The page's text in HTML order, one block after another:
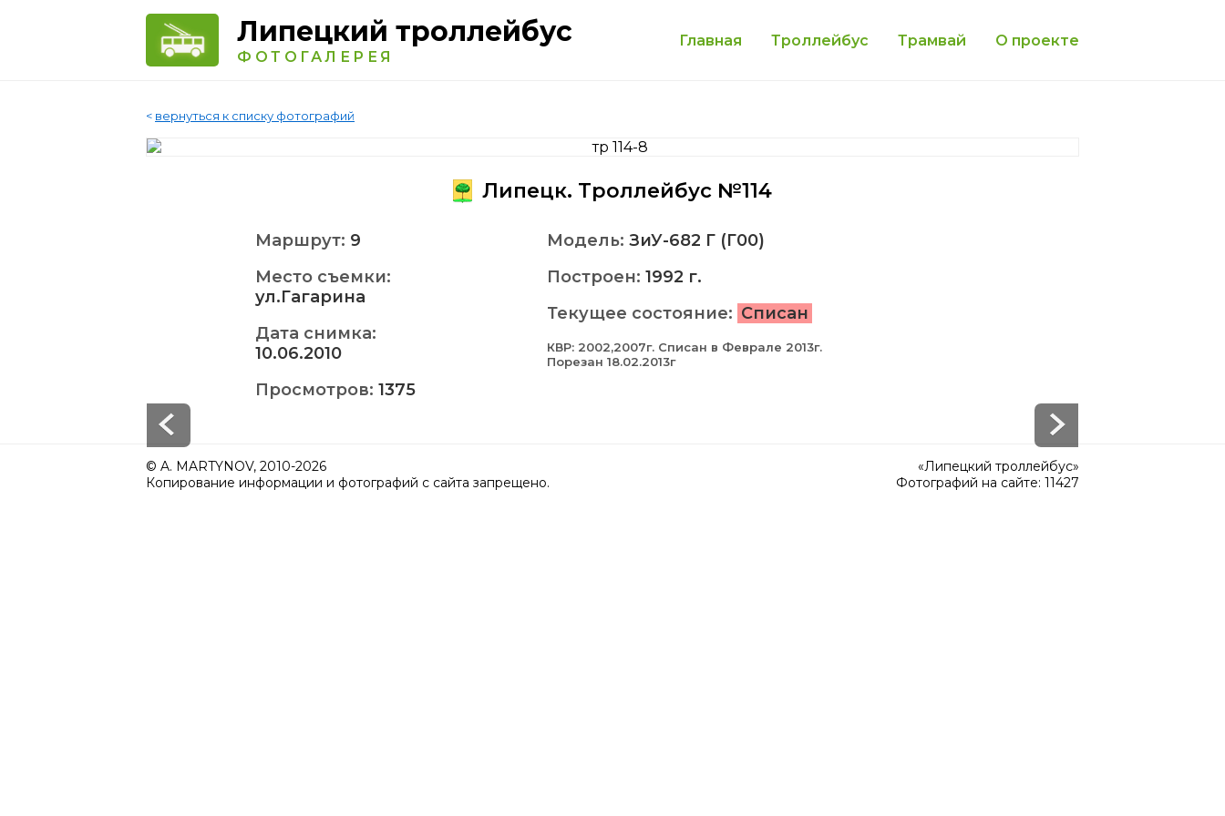
Липецкий троллейбус
ФОТОГАЛЕРЕЯ
Главная Троллейбус Трамвай О проекте
< вернуться к списку фотографий
Липецк. Троллейбус №114
Маршрут: 9
Место съемки:
ул.Гагарина
Дата снимка:
10.06.2010
Просмотров: 1375
Модель: ЗиУ-682 Г (Г00)
Построен: 1992 г.
Текущее состояние: Списан
КВР: 2002,2007г. Списан в Феврале 2013г.
Порезан 18.02.2013г
© A. MARTYNOV, 2010-2026
Копирование информации и фотографий с сайта запрещено.
«Липецкий троллейбус»
Фотографий на сайте: 11427